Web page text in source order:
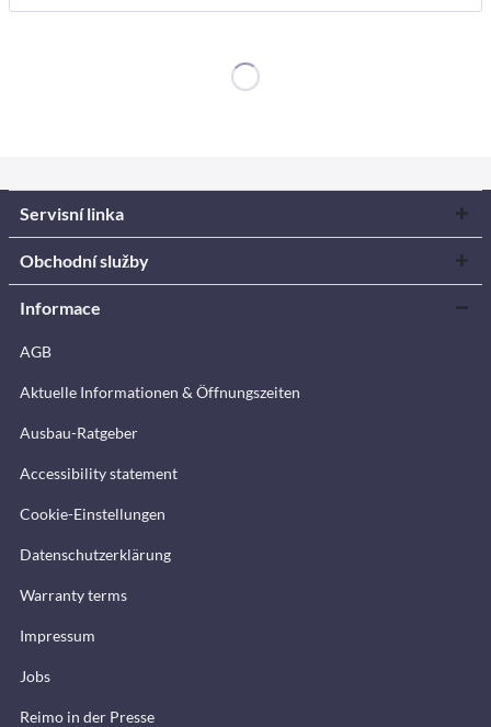
Servisní linka
Obchodní služby
Informace
AGB
Aktuelle Informationen & Öffnungszeiten
Ausbau-Ratgeber
Accessibility statement
Cookie-Einstellungen
Datenschutzerklärung
Warranty terms
Impressum
Jobs
Reimo in der Presse